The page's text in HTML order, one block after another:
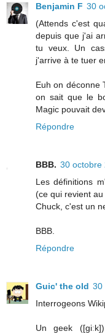
Benjamin F 30
(Attends c'est
depuis que j'ai
tu veux. Un
j'arrive à te tuer
Euh on déconne
on sait que le
Magic pouvait
Répondre
BBB. 30 octobre
Les définitions
(ce qui revient au
Chuck, c'est un
BBB.
Répondre
Guic' the old 30
Interrogeons
Un geek